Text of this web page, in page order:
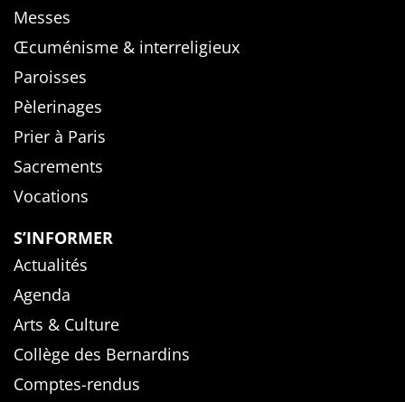
Messes
Œcuménisme & interreligieux
Paroisses
Pèlerinages
Prier à Paris
Sacrements
Vocations
S’INFORMER
Actualités
Agenda
Arts & Culture
Collège des Bernardins
Comptes-rendus